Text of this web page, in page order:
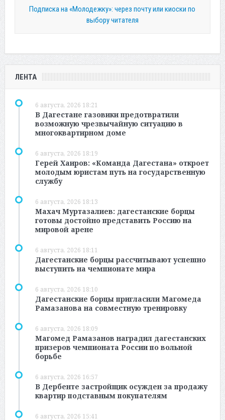
Подписка на «Молодежку»: через почту или киоски по
выбору читателя
ЛЕНТА
6 августа, 2026 18:21
В Дагестане газовики предотвратили
возможную чрезвычайную ситуацию в
многоквартирном доме
6 августа, 2026 18:19
Герей Хаиров: «Команда Дагестана» откроет
молодым юристам путь на государственную
службу
6 августа, 2026 18:13
Махач Муртазалиев: дагестанские борцы
готовы достойно представить Россию на
мировой арене
6 августа, 2026 18:11
Дагестанские борцы рассчитывают успешно
выступить на чемпионате мира
6 августа, 2026 18:10
Дагестанские борцы пригласили Магомеда
Рамазанова на совместную тренировку
6 августа, 2026 18:09
Магомед Рамазанов наградил дагестанских
призеров чемпионата России по вольной
борьбе
6 августа, 2026 16:57
В Дербенте застройщик осужден за продажу
квартир подставным покупателям
6 августа, 2026 15:41